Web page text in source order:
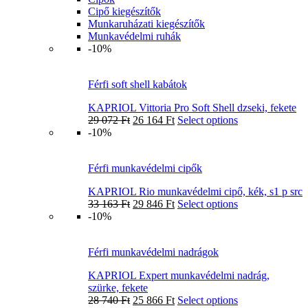
Cipő kiegészítők
Munkaruházati kiegészítők
Munkavédelmi ruhák
-10%
Férfi soft shell kabátok
KAPRIOL Vittoria Pro Soft Shell dzseki, fekete
29 072Ft 26 164 Ft Select options
-10%
Férfi munkavédelmi cipők
KAPRIOL Rio munkavédelmi cipő, kék, s1 p src
33 163Ft 29 846 Ft Select options
-10%
Férfi munkavédelmi nadrágok
KAPRIOL Expert munkavédelmi nadrág,
szürke, fekete
28 740Ft 25 866 Ft Select options